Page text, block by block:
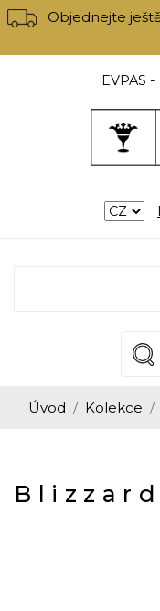
Objednejte
EVPAS
Úvod Kolekce
Blizzard